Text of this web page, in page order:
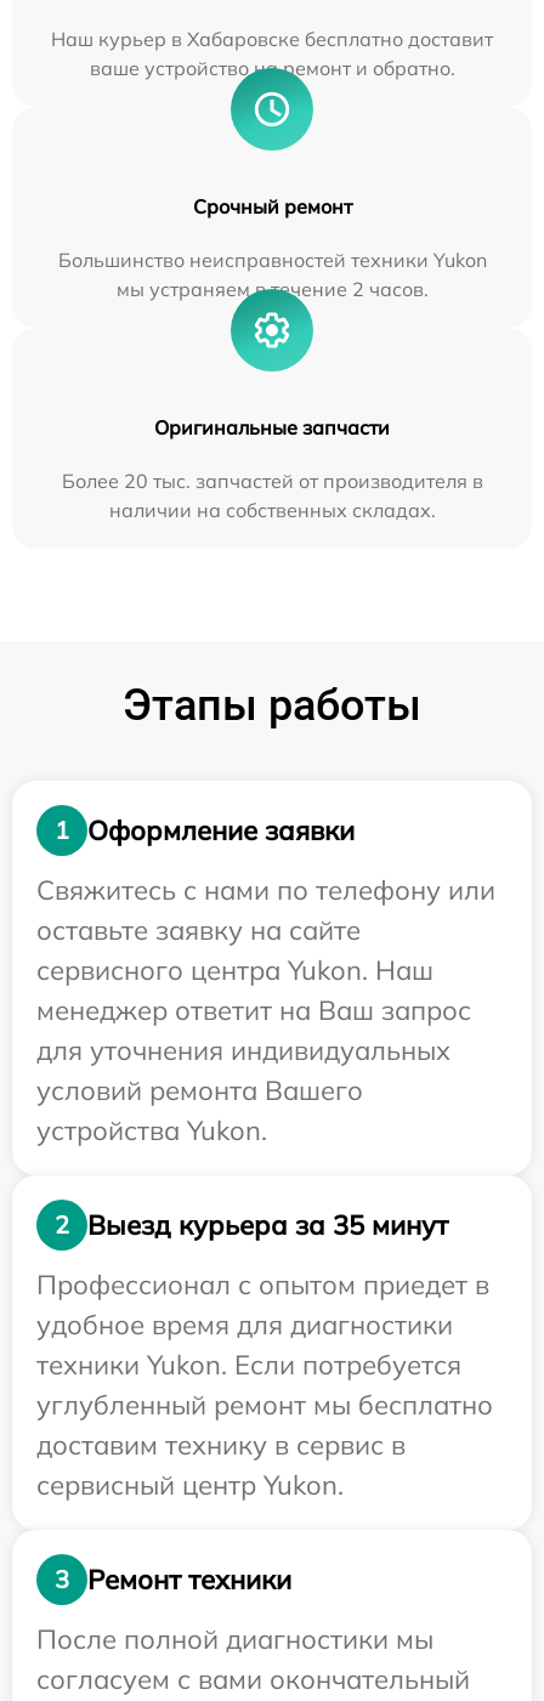
Наш курьер в Хабаровске бесплатно доставит
ваше устройство на ремонт и обратно.
Срочный ремонт
Большинство неисправностей техники Yukon
мы устраняем в течение 2 часов.
Оригинальные запчасти
Более 20 тыс. запчастей от производителя в
наличии на собственных складах.
Этапы работы
1
Оформление заявки
Свяжитесь с нами по телефону или
оставьте заявку на сайте
сервисного центра Yukon. Наш
менеджер ответит на Ваш запрос
для уточнения индивидуальных
условий ремонта Вашего
устройства Yukon.
2
Выезд курьера за 35 минут
Профессионал с опытом приедет в
удобное время для диагностики
техники Yukon. Если потребуется
углубленный ремонт мы бесплатно
доставим технику в сервис в
сервисный центр Yukon.
3
Ремонт техники
После полной диагностики мы
согласуем с вами окончательный